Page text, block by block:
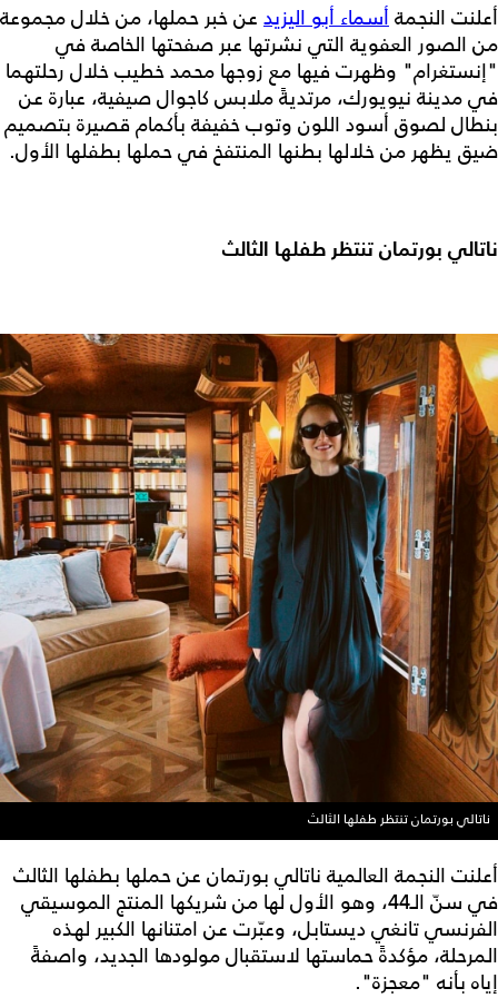
أعلنت النجمةأسماء أبو اليزيد عن خبر حملها، من خلال مجموعة
من الصور العفوية التي نشرتها عبر صفحتها الخاصة في
"إنستغرام" وظهرت فيها مع زوجها محمد خطيب خلال رحلتهما
في مدينة نيويورك، مرتديةً ملابس كاجوال صيفية، عبارة عن
بنطال لصوق أسود اللون وتوب خفيفة بأكمام قصيرة بتصميم
ضيق يظهر من خلالها بطنها المنتفخ في حملها بطفلها الأول.
ناتالي بورتمان تنتظر طفلها الثالث
ناتالي بورتمان تنتظر طفلها الثالث
أعلنت النجمة العالمية ناتالي بورتمان عن حملها بطفلها الثالث
في سنّ الـ44، وهو الأول لها من شريكها المنتج الموسيقي
الفرنسي تانغي ديستابل، وعبّرت عن امتنانها الكبير لهذه
المرحلة، مؤكدةً حماستها لاستقبال مولودها الجديد، واصفةً
إياه بأنه "معجزة".